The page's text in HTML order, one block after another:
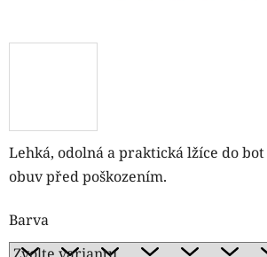
Lehká, odolná a praktická lžíce do
obuv před poškozením.
Barva